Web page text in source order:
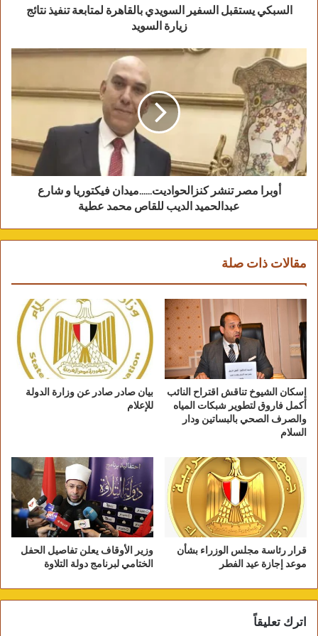
حديثة، ترسي دعائم إنفاذ القانون دون النظر للجنسية
أو الدين أوالجنس.
وقد أعربت السفيرة سها جندي عن سعادتها لتواجدها
بدولة الإمارات العربية الشقيقة، مشيرة إلى أن صورة
الشيخ زايد رحمه الله، موجودة في بيوت المصريين
وقلوبهم وان ابناء زايد هم اهل لنا، مؤكدة عمق
العلاقات التاريخية بين مصر والإمارات والتي وصلت
إلى أعلى مستويات لها، وقالت الوزيرة إنها عند لقائها
مع الجالية المصرية أجمعوا على سعادتهم بوجودهم في
الامارات، لما يلمسوه من رعاية ومحبة من الجانب
الإماراتي.
السبكي يستقبل السفير السويدي بالقاهرة لمتابعة تنفيذ نتائج
زيارة السويد
أوبرا مصر تنشر كنزالحواديت......ميدان فيكتوريا و شارع
عبدالحميد الديب للقاص محمد عطية
مقالات ذات صلة
إسكان الشيوخ تناقش اقتراح النائب
أكمل فاروق لتطوير شبكات المياه
والصرف الصحي بالبساتين ودار
السلام
بيان صادر صادر عن وزارة الدولة
للإعلام
قرار رئاسة مجلس الوزراء بشأن
موعد إجازة عيد الفطر
وزير الأوقاف يعلن تفاصيل الحفل
الختامي لبرنامج دولة التلاوة
اترك تعليقاً